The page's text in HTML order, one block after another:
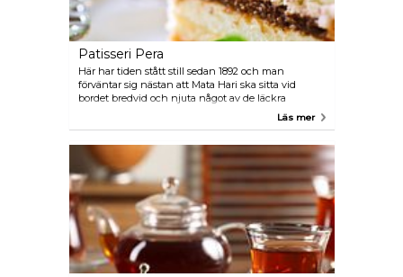
Patisseri Pera
Här har tiden stått still sedan 1892 och man
förväntar sig nästan att Mata Hari ska sitta vid
bordet bredvid och njuta något av de läckra
bakverken. Patisseri Pera finner du inne i PeraLäs mer